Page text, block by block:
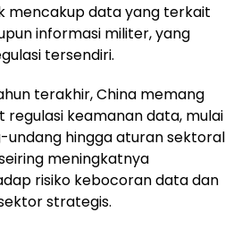
mencakup data yang terkait
informasi militer, yang
tersendiri.
terakhir, China memang
keamanan data, mulai
undang hingga aturan sektoral
meningkatnya
risiko kebocoran data dan
strategis.